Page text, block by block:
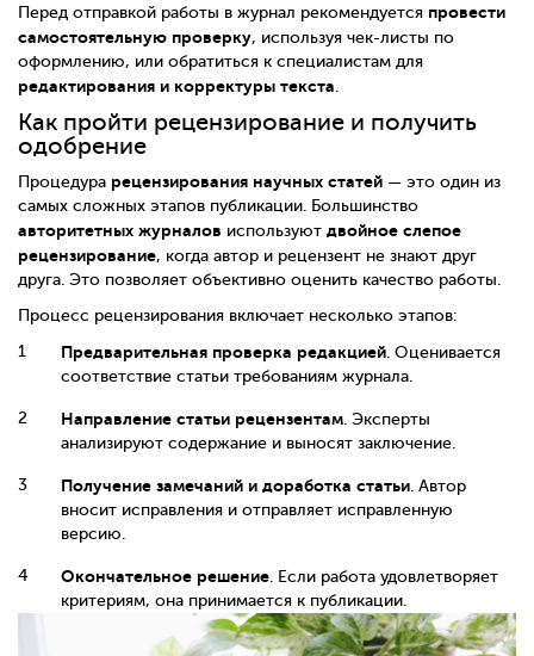
Перед отправкой работы в журнал рекомендуется провести
самостоятельную проверку, используя чек-листы по
оформлению, или обратиться к специалистам для
редактирования и корректуры текста
Как пройти рецензирование и получить
одобрение
Процедура рецензирования научных статей — это один из
самых сложных этапов публикации. Большинство
авторитетных журналов используют двойное слепое
рецензирование, когда автор и рецензент не знают друг
друга. Это позволяет объективно оценить качество работы.
Процесс рецензирования включает несколько этапов:
Предварительная проверка редакцией. Оценивается
соответствие статьи требованиям журнала.
Направление статьи рецензентам. Эксперты
анализируют содержание и выносят заключение.
Получение замечаний и доработка статьи. Автор
вносит исправления и отправляет исправленную
версию.
Окончательное решение. Если работа удовлетворяет
критериям, она принимается к публикации.